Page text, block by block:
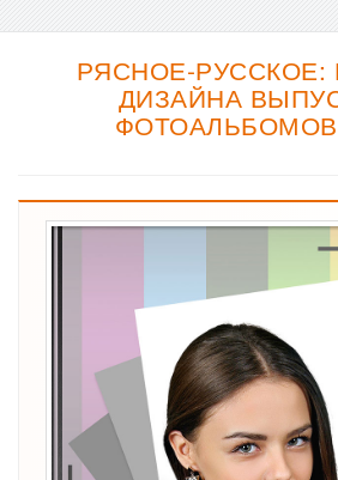
РЯСНОЕ-РУССКОЕ:
ДИЗАЙНА
ФОТОАЛЬБОМОВ